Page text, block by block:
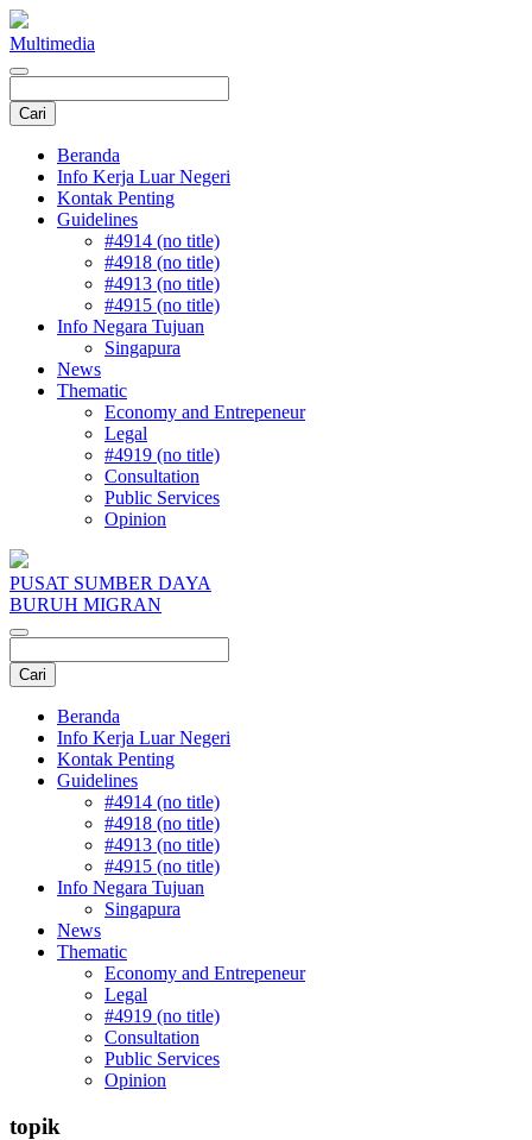
Multimedia
Beranda
Info Kerja Luar Negeri
Kontak Penting
Guidelines
#4914 (no title)
#4918 (no title)
#4913 (no title)
#4915 (no title)
Info Negara Tujuan
Singapura
News
Thematic
Economy and Entrepeneur
Legal
#4919 (no title)
Consultation
Public Services
Opinion
PUSAT SUMBER DAYA
BURUH MIGRAN
Beranda
Info Kerja Luar Negeri
Kontak Penting
Guidelines
#4914 (no title)
#4918 (no title)
#4913 (no title)
#4915 (no title)
Info Negara Tujuan
Singapura
News
Thematic
Economy and Entrepeneur
Legal
#4919 (no title)
Consultation
Public Services
Opinion
topik